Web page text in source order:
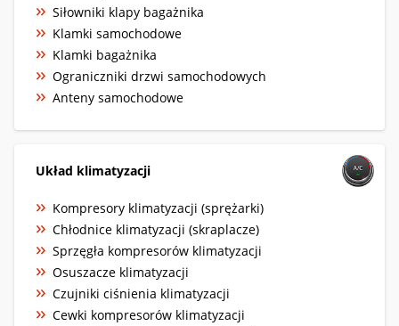
Siłowniki klapy bagażnika
Klamki samochodowe
Klamki bagażnika
Ograniczniki drzwi samochodowych
Anteny samochodowe
Układ klimatyzacji
Kompresory klimatyzacji (sprężarki)
Chłodnice klimatyzacji (skraplacze)
Sprzęgła kompresorów klimatyzacji
Osuszacze klimatyzacji
Czujniki ciśnienia klimatyzacji
Cewki kompresorów klimatyzacji